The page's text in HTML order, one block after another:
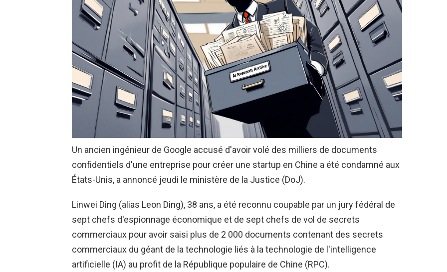
Un ancien ingénieur de Google accusé d'avoir volé des milliers de documents
confidentiels d'une entreprise pour créer une startup en Chine a été condamné aux
États-Unis, a annoncé jeudi le ministère de la Justice (DoJ).
Linwei Ding (alias Leon Ding), 38 ans, a été reconnu coupable par un jury fédéral de
sept chefs d'espionnage économique et de sept chefs de vol de secrets
commerciaux pour avoir saisi plus de 2 000 documents contenant des secrets
commerciaux du géant de la technologie liés à la technologie de l'intelligence
artificielle (IA) au profit de la République populaire de Chine (RPC).